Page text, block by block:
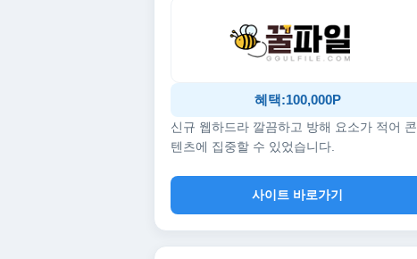
혜택:100,000P
신규 웹하드라 깔끔하고 방해 요소가 적어 콘
텐츠에 집중할 수 있었습니다.
사이트 바로가기